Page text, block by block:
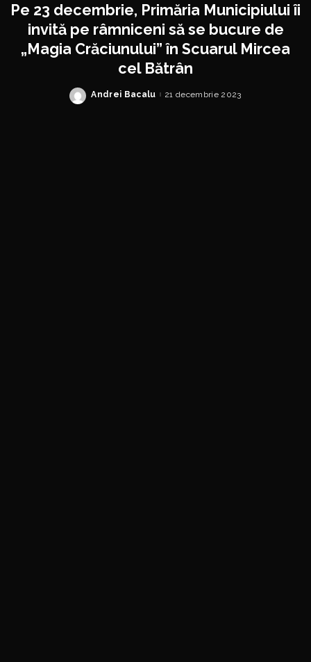
Pe 23 decembrie, Primăria Municipiului îi
invită pe râmniceni să se bucure de
„Magia Crăciunului” în Scuarul Mircea
cel Bătrân
Posted
Andrei Bacalu 21 decembrie 2023